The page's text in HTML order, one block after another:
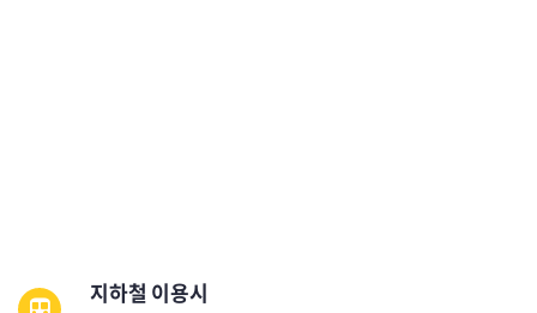
지하철 이용시